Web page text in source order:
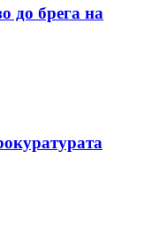
до брега на